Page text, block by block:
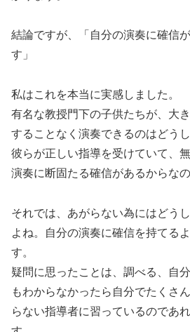
結論ですが、「自分の演奏に確信
す」
私はこれを本当に実感しました。
有名な教授門下の子供たちが、大
することなく演奏できるのはどう
彼らが正しい指導を受けていて、
演奏に断固たる確信があるからなの
それでは、あがらない為にはどう
よね。自分の演奏に確信を持てる
す。
疑問に思ったことは、調べる、自
もわからなかったら自分でたくさ
らない指導者に習っているのであ